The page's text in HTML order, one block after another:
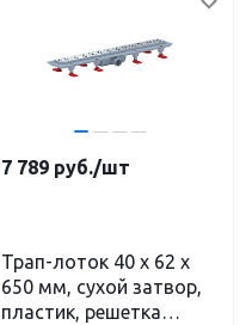
7 789 руб./шт
Трап-лоток 40 х 62 х
650 мм, сухой затвор,
пластик, решетка